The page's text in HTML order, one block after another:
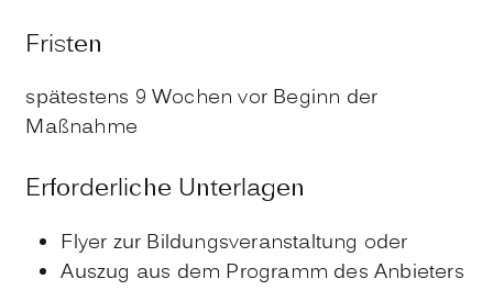
Fristen
spätestens 9 Wochen vor Beginn der
Maßnahme
Erforderliche Unterlagen
Flyer zur Bildungsveranstaltung oder
Auszug aus dem Programm des Anbieters